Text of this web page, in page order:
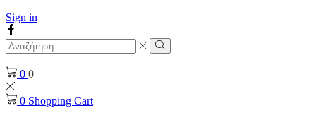
Sign in
Facebook
Search
input
Search
0 0
0 Shopping Cart